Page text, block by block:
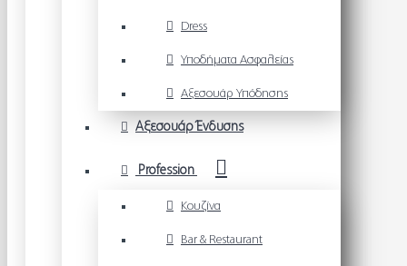
Dress
Υποδήματα Ασφαλείας
Αξεσουάρ Υπόδησης
Αξεσουάρ Ένδυσης
Profession
Κουζίνα
Bar & Restaurant